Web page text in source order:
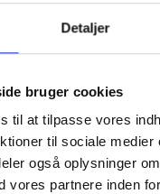
Detaljer
bruger cookies
til at tilpasse vores
til sociale medier
også oplysninger
vores partnere inden
i Ly Kro
Danske Konferencecentre